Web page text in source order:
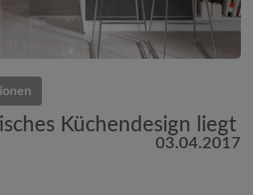
Küchendesign liegt
03.04.2017